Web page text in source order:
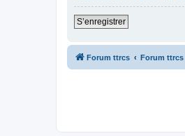
S’enregistrer
Forum ttrcs Forum ttrcs